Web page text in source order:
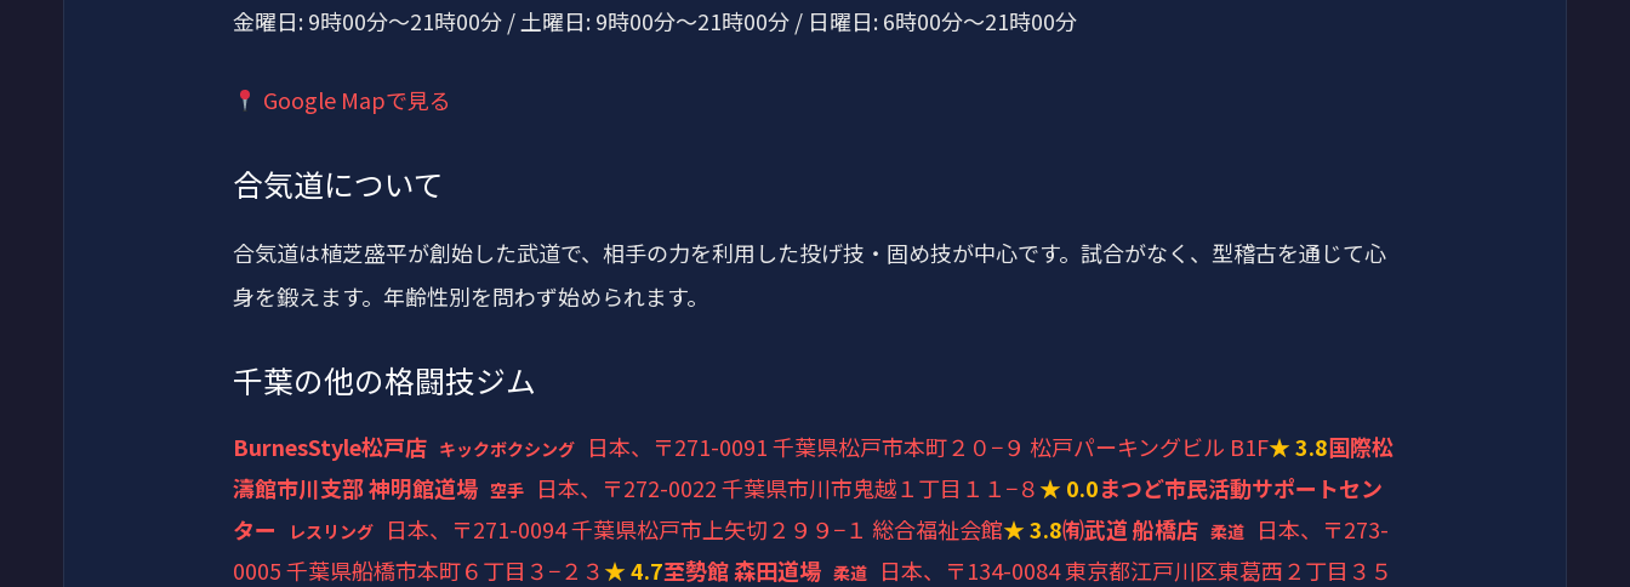
金曜日: 9時00分～21時00分 / 土曜日: 9時00分～21時00分 / 日曜日: 6時00分～21時00分
Google Mapで見る
合気道について
合気道は植芝盛平が創始した武道で、相手の力を利用した投げ技・固め技が中心です。試合がなく、型稽古を通じて心
身を鍛えます。年齢性別を問わず始められます。
千葉の他の格闘技ジム
BurnesStyle松戸店 キックボクシング 日本、〒271-0091 千葉県松戸市本町２０−９ 松戸パーキングビル B1F★ 3.8国際松
濤館市川支部 神明館道場 空手 日本、〒272-0022 千葉県市川市鬼越１丁目１１−８★ 0.0まつど市民活動サポートセン
ター
レスリング 日本、〒271-0094 千葉県松戸市上矢切２９９−１ 総合福祉会館★ 3.8㈲武道 船橋店 柔道
日本、〒273-
0005 千葉県船橋市本町６丁目３−２３★ 4.7至勢館 森田道場 柔道
日本、〒134-0084 東京都江戸川区東葛西２丁目３５